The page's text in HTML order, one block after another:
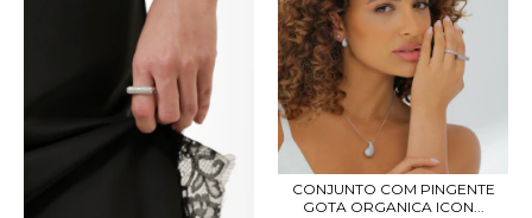
CONJUNTO COM PINGENTE
GOTA ORGANICA ICON...